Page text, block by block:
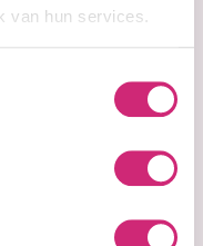
van hun services.
voorraad